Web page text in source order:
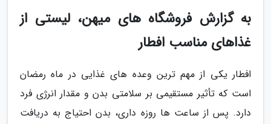
به گزارش فروشگاه های میهن، لیستی از
غذاهای مناسب افطار
افطار یکی از مهم ترین وعده های غذایی در ماه رمضان
است که تأثیر مستقیمی بر سلامتی بدن و مقدار انرژی فرد
دارد. پس از ساعت ها روزه داری، بدن احتیاج به دریافت